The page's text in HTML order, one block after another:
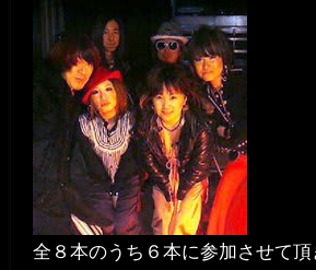
全８本のうち６本に参加させて頂